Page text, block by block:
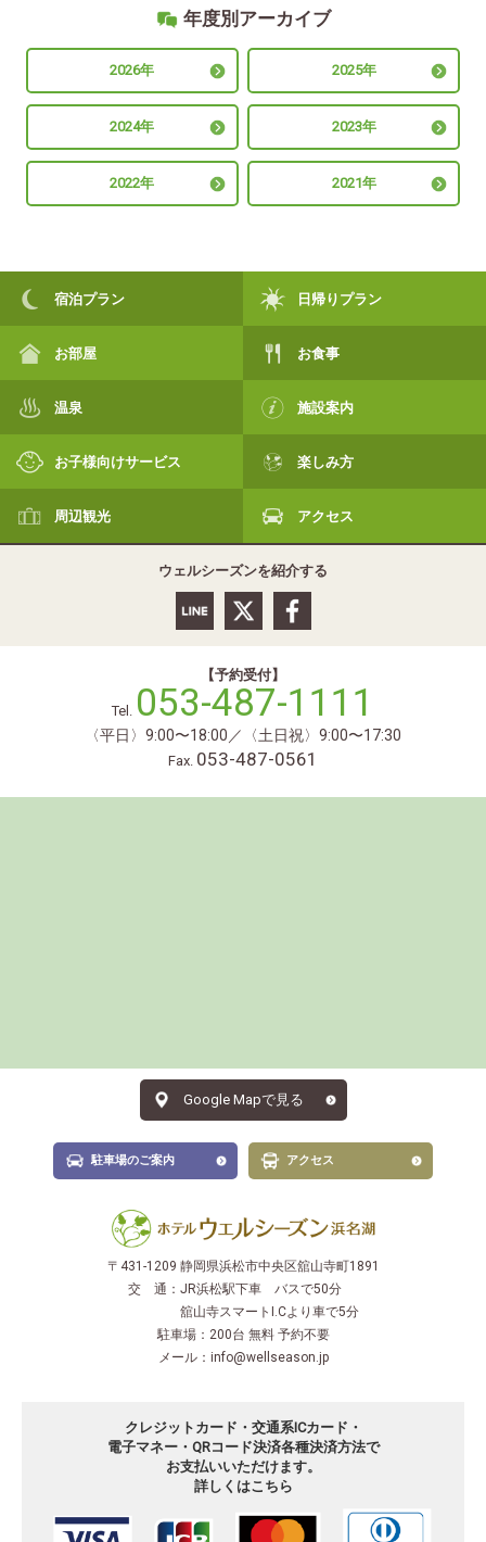
年度別アーカイブ
2026年 2025年
2024年 2023年
2022年 2021年
宿泊プラン 日帰りプラン
お部屋 お食事
温泉 施設案内
お子様向けサービス 楽しみ方
周辺観光 アクセス
ウェルシーズンを紹介する
【予約受付】
Tel. 053-487-1111
〈平日〉9:00〜18:00／〈土日祝〉9:00〜17:30
Fax. 053-487-0561
Google Mapで見る
駐車場のご案内 アクセス
〒431-1209 静岡県浜松市中央区舘山寺町1891
交 通： JR浜松駅下車 バスで50分
舘山寺スマートI.Cより車で5分
駐車場： 200台 無料 予約不要
メール： info@wellseason.jp
クレジットカード・交通系ICカード・
電子マネー・QRコード決済各種決済方法で
お支払いいただけます。
詳しくはこちら